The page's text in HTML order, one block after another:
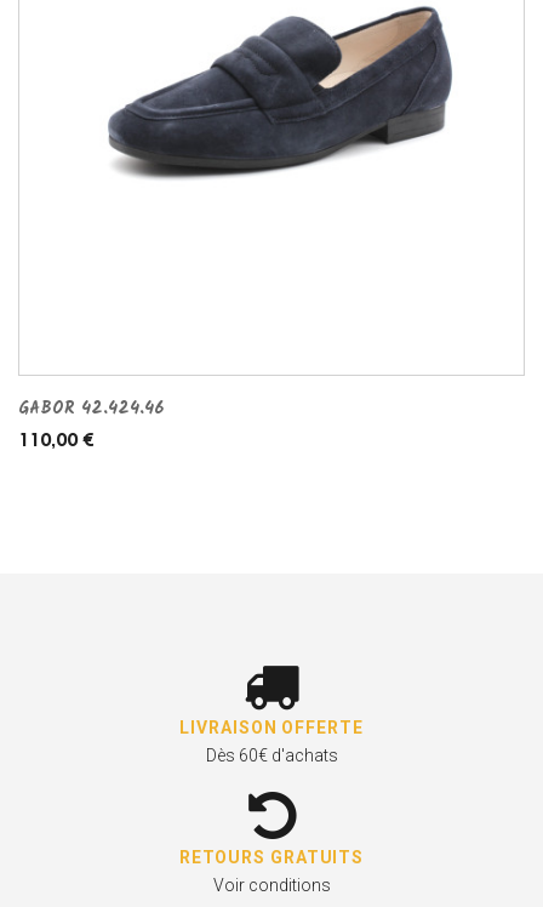
GABOR 42.424.46
110,00 €
LIVRAISON OFFERTE
Dès 60€ d'achats
RETOURS GRATUITS
Voir conditions